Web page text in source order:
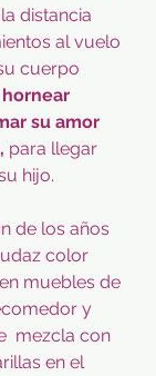
distancia
al vuelo
cuerpo
su amor
para llegar
hijo.
de los años
color
muebles de
y
mezcla con
en el